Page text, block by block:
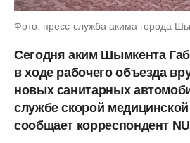
Фото: пресс-служба акима города
Сегодня аким Шымкента
в ходе рабочего объезда
новых санитарных
службе скорой
сообщает корреспондент